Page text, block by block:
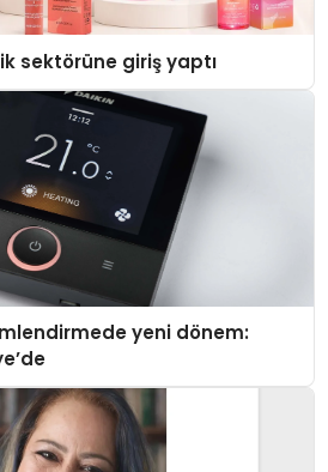
sektörüne giriş yaptı
yeni dönem: